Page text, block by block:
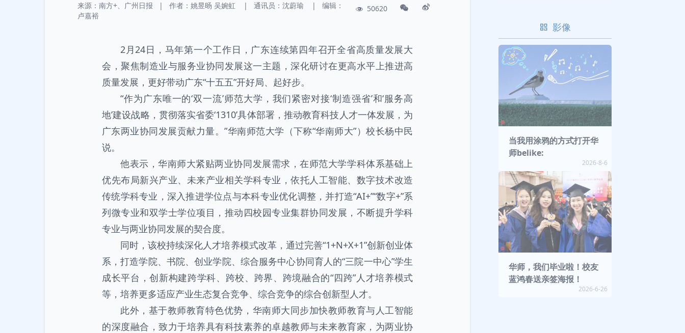
来源：南方+、广州日报 | 作者： 姚昱旸 吴婉虹 | 通讯员： 沈蔚瑜 |
编辑：
卢嘉裕
50620
2月24日，马年第一个工作日，广东连续第四年召开全省高质量发展大
会，聚焦制造业与服务业协同发展这一主题，深化研讨在更高水平上推进高
质量发展，更好带动广东“十五五”开好局、起好步。
“作为广东唯一的‘双一流’师范大学，我们紧密对接‘制造强省’和‘服务高
地’建设战略，贯彻落实省委‘1310’具体部署，推动教育科技人才一体发展，为
广东两业协同发展贡献力量。”华南师范大学（下称“华南师大”）校长杨中民
说。
他表示，华南师大紧贴两业协同发展需求，在师范大学学科体系基础上
优先布局新兴产业、未来产业相关学科专业，依托人工智能、数字技术改造
传统学科专业，深入推进学位点与本科专业优化调整，并打造“AI+”“数字+”系
列微专业和双学士学位项目，推动四校园专业集群协同发展，不断提升学科
专业与两业协同发展的契合度。
同时，该校持续深化人才培养模式改革，通过完善“1+N+X+1”创新创业体
系，打造学院、书院、创业学院、综合服务中心协同育人的“三院一中心”学生
成长平台，创新构建跨学科、跨校、跨界、跨境融合的“四跨”人才培养模式
等，培养更多适应产业生态复合竞争、综合竞争的综合创新型人才。
此外，基于教师教育特色优势，华南师大同步加快教师教育与人工智能
的深度融合，致力于培养具有科技素养的卓越教师与未来教育家，为两业协
影像
当我用涂鸦的方式打开华
师belike:
2026-8-6
华师，我们毕业啦！校友
蓝鸿春送亲签海报！
2026-6-26